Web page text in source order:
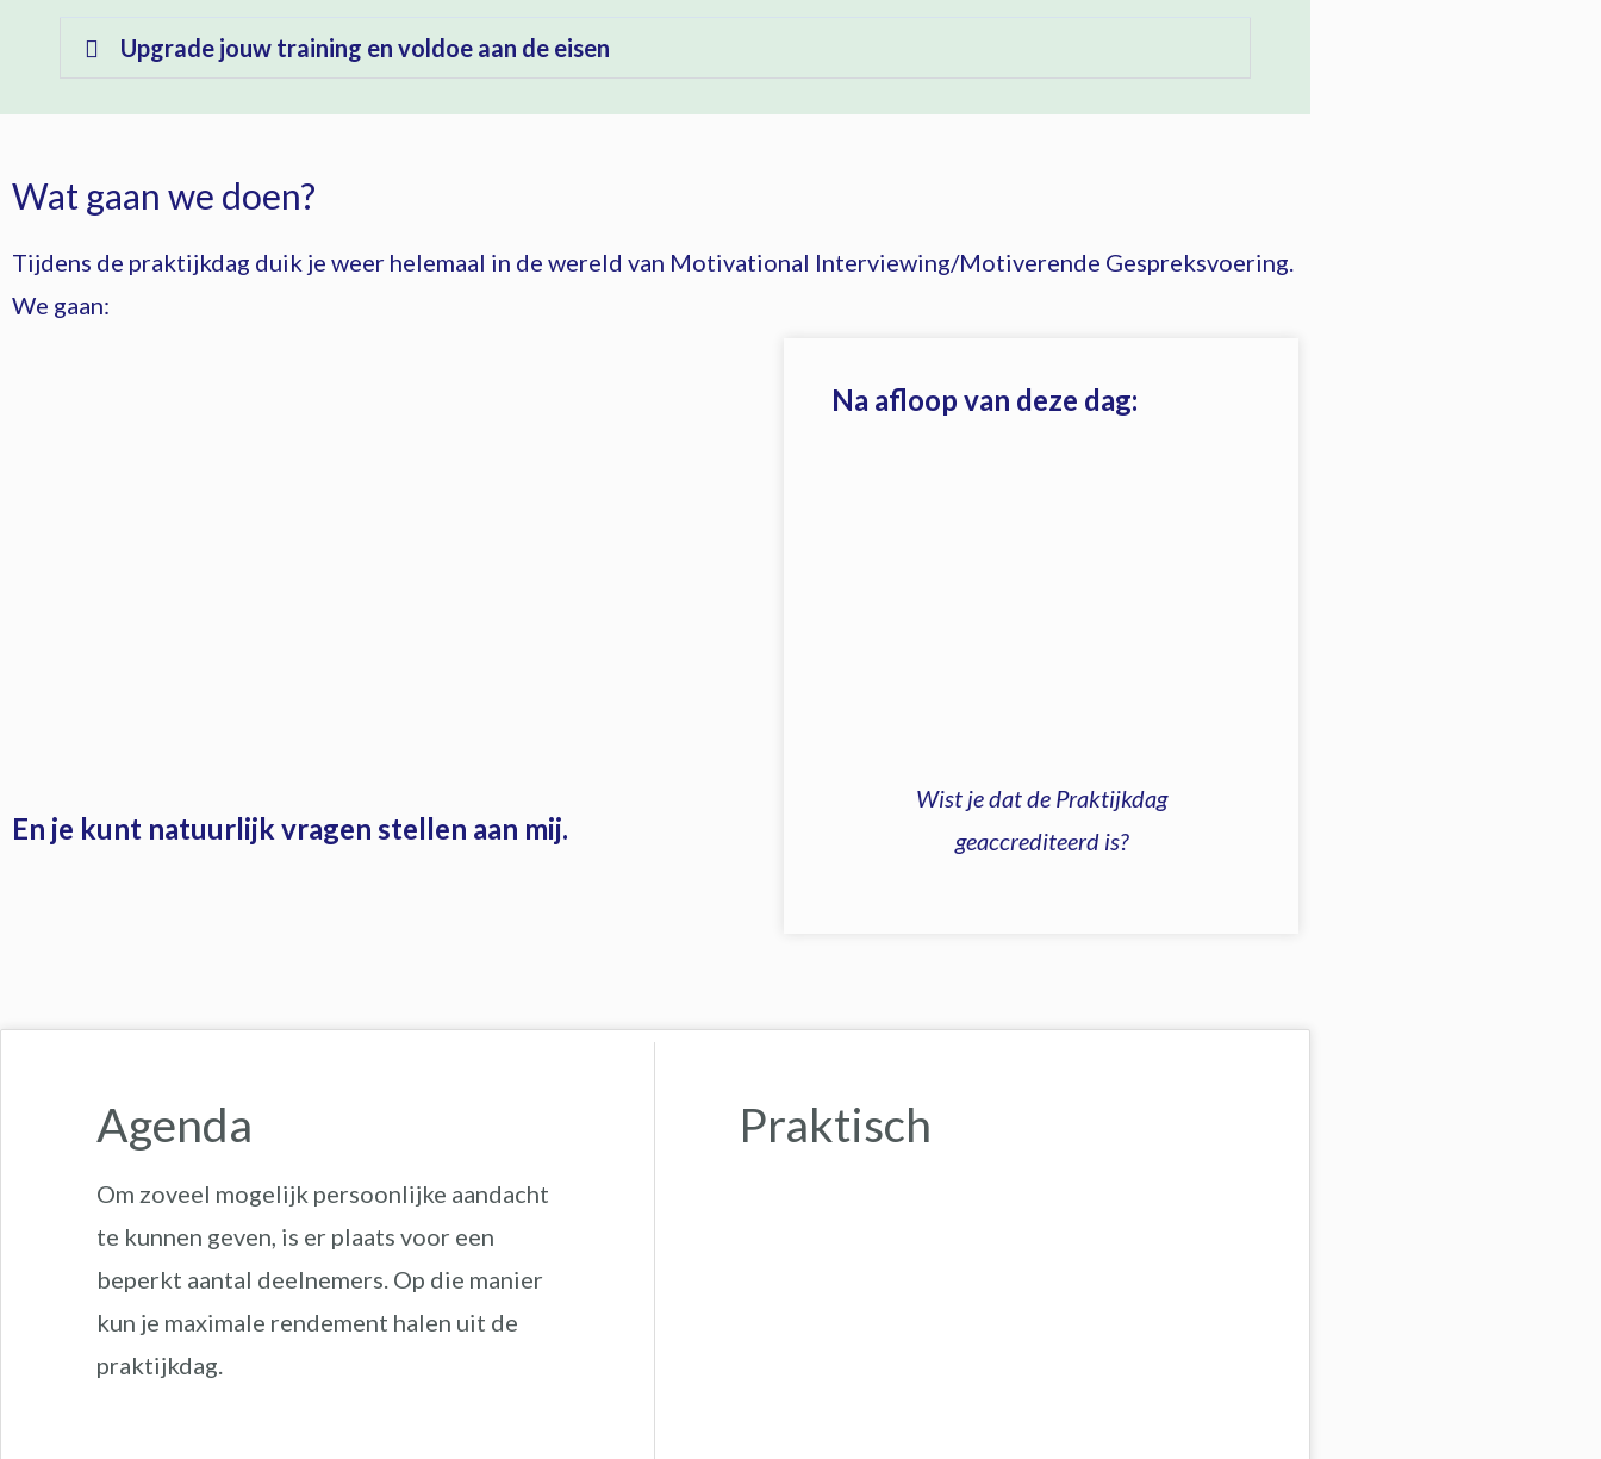
Upgrade jouw training en voldoe aan de eisen
Wat gaan we doen?
Tijdens de praktijkdag duik je weer helemaal in de wereld van Motivational Interviewing/Motiverende Gespreksvoering.
We gaan:
En je kunt natuurlijk vragen stellen aan mij.
Na afloop van deze dag:
Wist je dat de Praktijkdag
geaccrediteerd is?
Agenda
Om zoveel mogelijk persoonlijke aandacht
te kunnen geven, is er plaats voor een
beperkt aantal deelnemers. Op die manier
kun je maximale rendement halen uit de
praktijkdag.
Praktisch